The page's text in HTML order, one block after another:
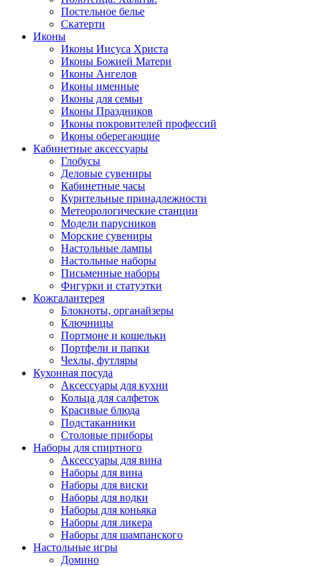
Постельное белье
Скатерти
Иконы
Иконы Иисуса Христа
Иконы Божией Матери
Иконы Ангелов
Иконы именные
Иконы для семьи
Иконы Праздников
Иконы покровителей профессий
Иконы оберегающие
Кабинетные аксессуары
Глобусы
Деловые сувениры
Кабинетные часы
Курительные принадлежности
Метеорологические станции
Модели парусников
Морские сувениры
Настольные лампы
Настольные наборы
Письменные наборы
Фигурки и статуэтки
Кожгалантерея
Блокноты, органайзеры
Ключницы
Портмоне и кошельки
Портфели и папки
Чехлы, футляры
Кухонная посуда
Аксессуары для кухни
Кольца для салфеток
Красивые блюда
Подстаканники
Столовые приборы
Наборы для спиртного
Аксессуары для вина
Наборы для вина
Наборы для виски
Наборы для водки
Наборы для коньяка
Наборы для ликера
Наборы для шампанского
Настольные игры
Домино